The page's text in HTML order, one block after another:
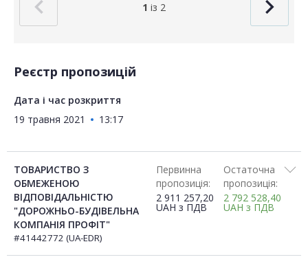
1 із 2
Реєстр пропозицій
Дата і час розкриття
19 травня 2021
13:17
ТОВАРИСТВО З
ОБМЕЖЕНОЮ
ВІДПОВІДАЛЬНІСТЮ
"ДОРОЖНЬО-БУДІВЕЛЬНА
КОМПАНІЯ ПРОФІТ"
#41442772 (UA-EDR)
Первинна
пропозиція:
2 911 257,20
UAH з ПДВ
Остаточна
пропозиція:
2 792 528,40
UAH з ПДВ